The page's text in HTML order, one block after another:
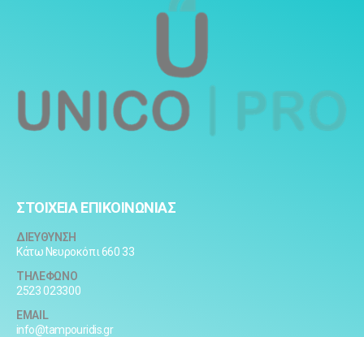
ΣΤΟΙΧΕΙΑ ΕΠΙΚΟΙΝΩΝΙΑΣ
ΔΙΕΥΘΥΝΣΗ
Κάτω Νευροκόπι 660 33
ΤΗΛΕΦΩΝΟ
2523 023300
EMAIL
info@tampouridis.gr